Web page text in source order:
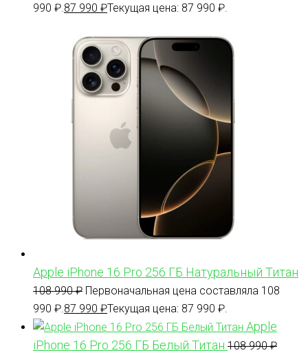
990 ₽. 87 990 ₽Текущая цена: 87 990 ₽.
Apple iPhone 16 Pro 256 ГБ Натуральный Титан
108 990₽ Первоначальная цена составляла 108
990 ₽. 87 990 ₽Текущая цена: 87 990 ₽.
Apple
iPhone 16 Pro 256 ГБ Белый Титан 108 990₽